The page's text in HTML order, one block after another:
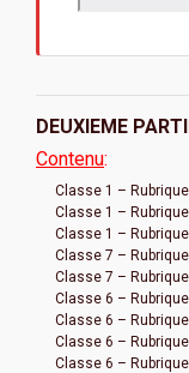
DEUXIEME
Contenu:
Classe 1 –
Classe 1 –
Classe 1 –
Classe 7 –
Classe 7 –
Classe 6 –
Classe 6 –
Classe 6 –
Classe 6 –